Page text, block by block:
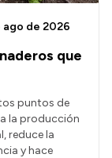
que
ago de 2026
puntos de
la producción
reduce la
y hace